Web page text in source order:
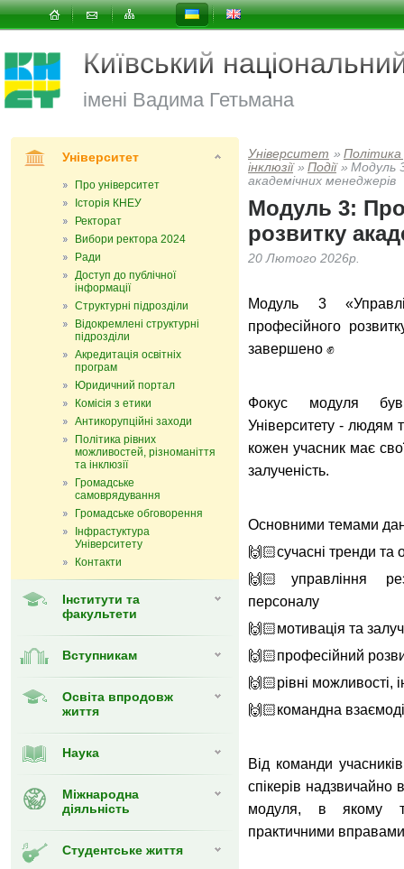
Київський
імені Вадима Гетьмана
Університет
Про університет
Історія КНЕУ
Ректорат
Вибори ректора 2024
Ради
Доступ до публічної
інформації
Структурні підрозділи
Відокремлені структурні
підрозділи
Акредитація освітніх
програм
Юридичний портал
Комісія з етики
Антикорупційні заходи
Політика рівних
можливостей, різноманіття
та інклюзії
Громадське
самоврядування
Громадське обговорення
Інфрастуктура
Університету
Контакти
Інститути та
факультети
Вступникам
Освіта впродовж
життя
Наука
Міжнародна
діяльність
Студентське життя
Університет »
інклюзії » Події » Модуль
академічних менеджерів
Модуль 3:
розвитку
20 Лютого 2026р.
Модуль 3
професійного
завершено ✊
Фокус модуля
Університету - людям
кожен учасник має
залученість.
Основними темами
🙌🏻сучасні тренди
🙌🏻управління
персоналу
🙌🏻мотивація та
🙌🏻професійний
🙌🏻рівні можливості,
🙌🏻командна
Від команди
спікерів надзвичайно
модуля, в якому
практичними вправами